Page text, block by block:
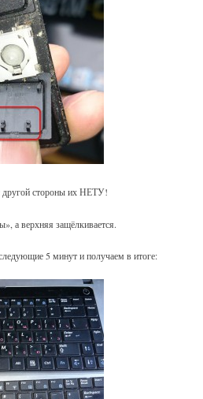
другой стороны их НЕТУ!
а верхняя защёлкивается.
5 минут и получаем в итоге: